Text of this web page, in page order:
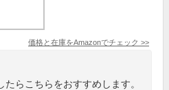
価格と在庫をAmazonでチェック >>
らこちらをおすすめします。